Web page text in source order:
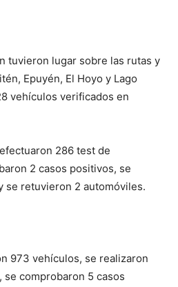
tuvieron lugar sobre las rutas y
Epuyén, El Hoyo y Lago
vehículos verificados en
286 test de
2 casos positivos, se
se retuvieron 2 automóviles.
973 vehículos, se realizaron
comprobaron 5 casos